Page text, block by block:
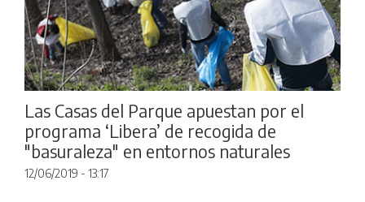
Las Casas del Parque apuestan por el
programa ‘Libera’ de recogida de
"basuraleza" en entornos naturales
12/06/2019 - 13:17